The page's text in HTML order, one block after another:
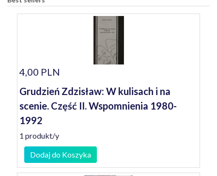
4,00 PLN
Grudzień Zdzisław: W kulisach i na
scenie. Część II. Wspomnienia 1980-
1992
1 produkt/y
Dodaj do Koszyka